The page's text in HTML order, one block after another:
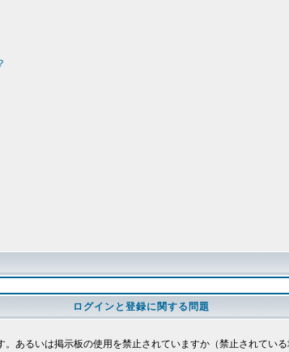
ログインと登録に関する問題
あるいは掲示板の使用を禁止されていますか（禁止されてい